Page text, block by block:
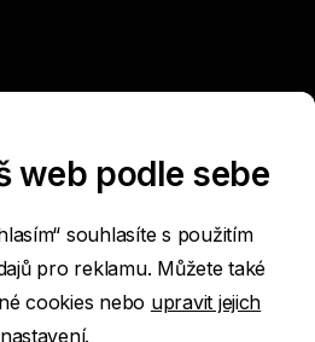
stránek
web podle sebe
souhlasíte s použitím
pro reklamu. Můžete také
cookies nebo upravit jejich
nastavení.